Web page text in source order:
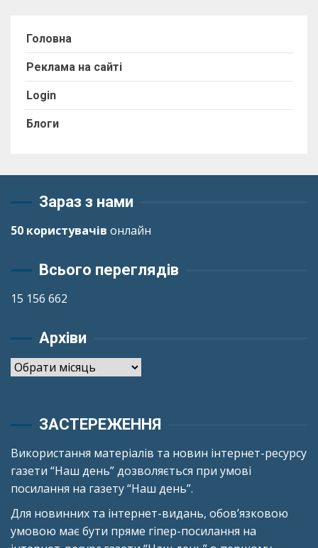
Головна
Реклама на сайті
Login
Блоги
Зараз з нами
50 користувачів онлайн
Всього переглядів
15 156 662
Архіви
Архіви
ЗАСТЕРЕЖЕННЯ
Використання матеріалів та новин інтернет-ресурсу
газети “Наш день” дозволяється при умові
посилання на газету “Наш день”.
Для новинних та інтернет-видань, обов’язковою
умовою має бути пряме гіпер-посилання на